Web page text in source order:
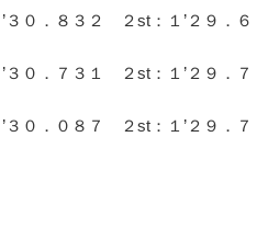
．８３２ ２st：１’２９．６
．７３１ ２st：１’２９．７
．０８７ ２st：１’２９．７